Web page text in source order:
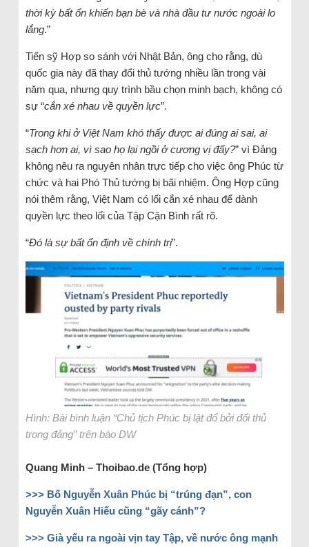
thời kỳ bất ổn khiến bạn bè và nhà đầu tư nước ngoài lo
lắng.”
Tiến sỹ Hợp so sánh với Nhật Bản, ông cho rằng, dù
quốc gia này đã thay đổi thủ tướng nhiều lần trong vài
năm qua, nhưng quy trình bầu chọn minh bạch, không có
sự “cắn xé nhau về quyền lực”.
“Trong khi ở Việt Nam khó thấy được ai đúng ai sai, ai
sạch hơn ai, vì sao họ lại ngồi ở cương vị đấy?” vì Đảng
không nêu ra nguyên nhân trực tiếp cho việc ông Phúc từ
chức và hai Phó Thủ tướng bị bãi nhiệm. Ông Hợp cũng
nói thêm rằng, Việt Nam có lối cắn xé nhau để dành
quyền lực theo lối của Tập Cận Bình rất rõ.
“Đó là sự bất ổn định về chính trị”.
Hình: Bài bình luận “Chủ tịch Phúc bị lật đổ bởi đối thủ
trong đảng” trên báo DW
Quang Minh – Thoibao.de (Tổng hợp)
>>> Bố Nguyễn Xuân Phúc bị “trúng đạn”, con
Nguyễn Xuân Hiếu cũng “gãy cánh”?
>>> Già yếu ra ngoài vịn tay Tập, về nước ông mạnh